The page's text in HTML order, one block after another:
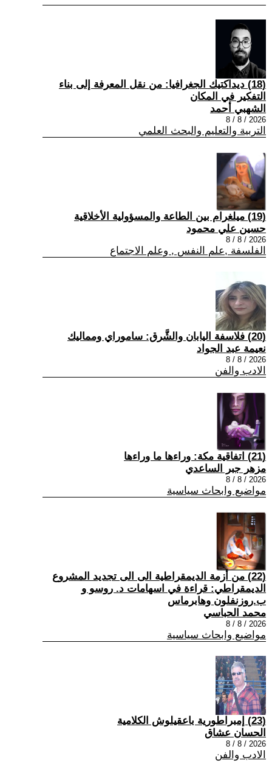
(18) ديداكتيك الجغرافيا: من نقل المعرفة إلى بناء
التفكير في المكان
الشهبي أحمد
2026 / 8 / 8
التربية والتعليم والبحث العلمي
(19) ميلغرام بين الطاعة والمسؤولية الأخلاقية
حسين علي محمود
2026 / 8 / 8
الفلسفة ,علم النفس , وعلم الاجتماع
(20) فلاسفة اليابان والشَّرق: ساموراي ومماليك
نعيمة عبد الجواد
2026 / 8 / 8
الادب والفن
(21) اتفاقية مكة: وراءها ما وراءها
مزهر جبر الساعدي
2026 / 8 / 8
مواضيع وابحاث سياسية
(22) من أزمة الديمقراطية الى الى تجديد المشروع
الديمقراطي: قراءة في اسهامات د. روسو و
ب.روزنفلون وهابرماس
محمد الحباسي
2026 / 8 / 8
مواضيع وابحاث سياسية
(23) إمبراطورية باعقيلوش الكلامية
الحسان عشاق
2026 / 8 / 8
الادب والفن